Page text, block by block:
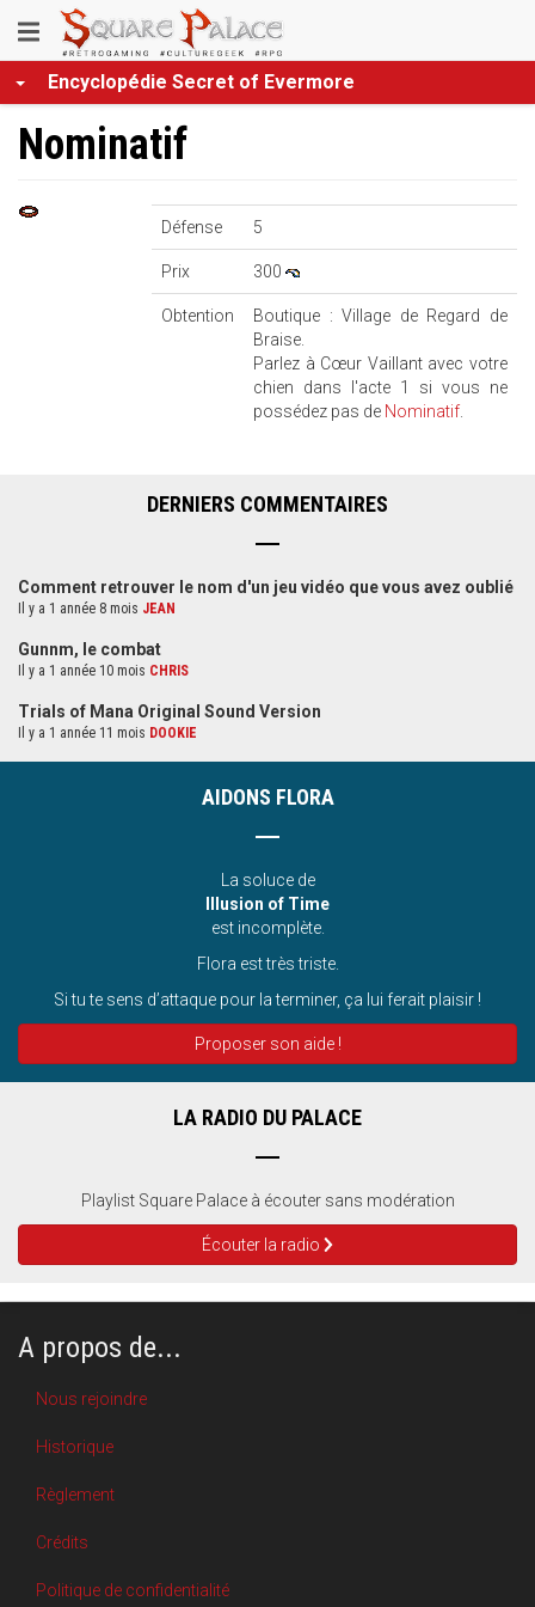
au
contenu
principal
Toggle
navigation
Encyclopédie Secret of Evermore
Nominatif
Défense 5
Prix 300
Obtention
Boutique : Village de Regard de
Braise.
Parlez à Cœur Vaillant avec votre
chien dans l'acte 1 si vous ne
possédez pas de Nominatif
DERNIERS COMMENTAIRES
Comment retrouver le nom d'un jeu vidéo que vous avez oublié
Il y a 1 année 8 mois JEAN
Gunnm, le combat
Il y a 1 année 10 mois CHRIS
Trials of Mana Original Sound Version
Il y a 1 année 11 mois DOOKIE
AIDONS FLORA
La soluce de
Illusion of Time
est incomplète.
Flora est très triste.
Si tu te sens d’attaque pour la terminer, ça lui ferait plaisir !
Proposer son aide !
LA RADIO DU PALACE
Playlist Square Palace à écouter sans modération
Écouter la radio
A propos de...
Nous rejoindre
Historique
Règlement
Crédits
Politique de confidentialité